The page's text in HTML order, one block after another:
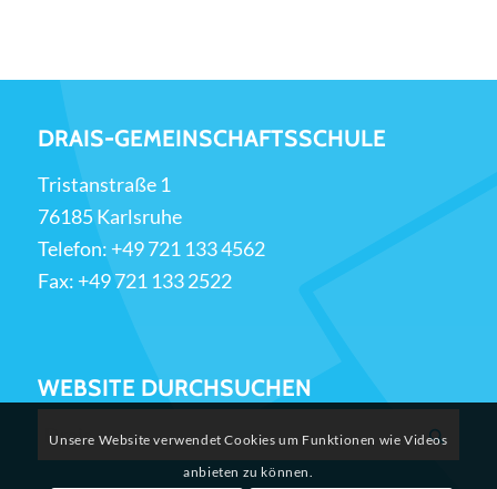
DRAIS-GEMEINSCHAFTSSCHULE
Tristanstraße 1
76185 Karlsruhe
Telefon: +49 721 133 4562
Fax: +49 721 133 2522
WEBSITE DURCHSUCHEN
Unsere Website verwendet Cookies um Funktionen wie Videos
anbieten zu können.